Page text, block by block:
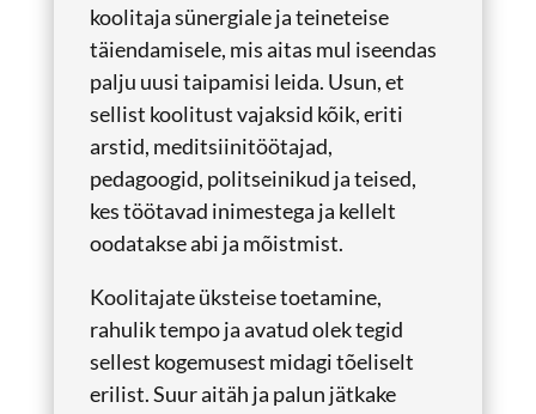
koolitaja sünergiale ja teineteise
täiendamisele, mis aitas mul iseendas
palju uusi taipamisi leida. Usun, et
sellist koolitust vajaksid kõik, eriti
arstid, meditsiinitöötajad,
pedagoogid, politseinikud ja teised,
kes töötavad inimestega ja kellelt
oodatakse abi ja mõistmist.
Koolitajate üksteise toetamine,
rahulik tempo ja avatud olek tegid
sellest kogemusest midagi tõeliselt
erilist. Suur aitäh ja palun jätkake